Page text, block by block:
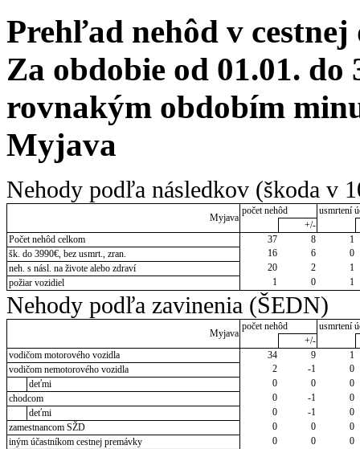
Prehľad nehôd v cestnej
Za obdobie od 01.01. do
rovnakým obdobím
Myjava
Nehody podľa následkov (škoda v
Myjava
počet nehôd
usmrtení
+/-
Počet nehôd celkom
37 8
1
šk. do 3990€, bez usmrt., zran.
16 6
0
neh. s násl. na živote alebo zdraví
20 2
1
požiar vozidiel
1 0 1
Nehody podľa zavinenia (ŠEDN)
Myjava
počet nehôd
usmrtení
+/-
vodičom motorového vozidla
34 9
1
vodičom nemotorového vozidla
2 -1
0
deťmi
0 0
0
chodcom
0 -1
0
deťmi
0 -1
0
zamestnancom SŽD
0 0
0
iným účastníkom cestnej premávky
0 0
0